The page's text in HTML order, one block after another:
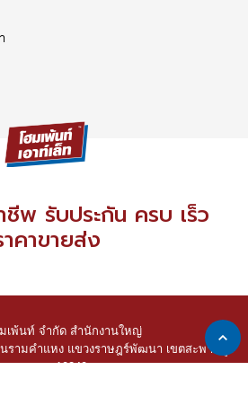
พ รับประกัน ครบ เร็ว
าคาขายส่ง
เพ้นท์ จำกัด สำนักงานใหญ่
รามคำแหง แขวงราษฎร์พัฒนา เขตสะพานสูง
กรุงเทพฯ 10240